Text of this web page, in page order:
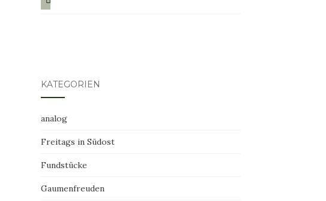
KATEGORIEN
analog
Freitags in Südost
Fundstücke
Gaumenfreuden